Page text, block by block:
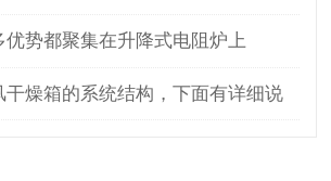
优势都聚集在升降式电阻炉上
干燥箱的系统结构，下面有详细说